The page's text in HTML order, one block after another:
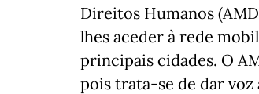
Direitos Humanos
lhes aceder à rede
principais cidades. O
pois trata-se de dar voz